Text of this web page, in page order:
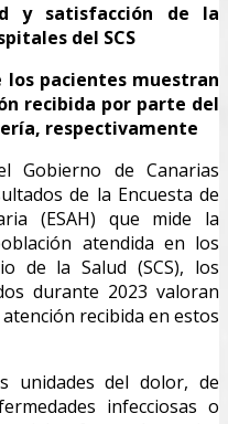
y satisfacción de la
del SCS
los pacientes muestran
recibida por parte del
respectivamente
Gobierno de Canarias
de la Encuesta de
(ESAH) que mide la
atendida en los
de la Salud (SCS), los
durante 2023 valoran
recibida en estos
unidades del dolor, de
infecciosas o